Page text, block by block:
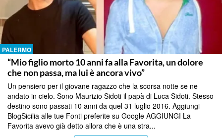
PALERMO
“Mio figlio morto 10 anni fa alla Favorita, un dolore
che non passa, ma lui è ancora vivo”
Un pensiero per il giovane ragazzo che la scorsa notte se ne
andato in cielo. Sono Maurizio Sidoti il papà di Luca Sidoti. Stesso
destino sono passati 10 anni da quel 31 luglio 2016. Aggiungi
BlogSicilia alle tue Fonti preferite su Google AGGIUNGI La
Favorita avevo già detto allora che è una stra...